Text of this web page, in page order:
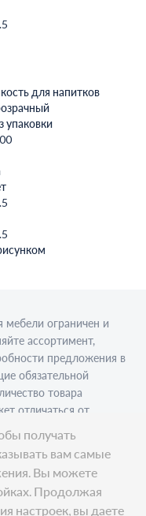
для напитков
упаковки
1 625,65
мебели ограничен и
ассортимент,
предложения в
обязательной
товара
отличаться от
Для приобретения
реализации
пример
объекте.
получать
вам самые
Вы можете
Продолжая
настроек, вы даете